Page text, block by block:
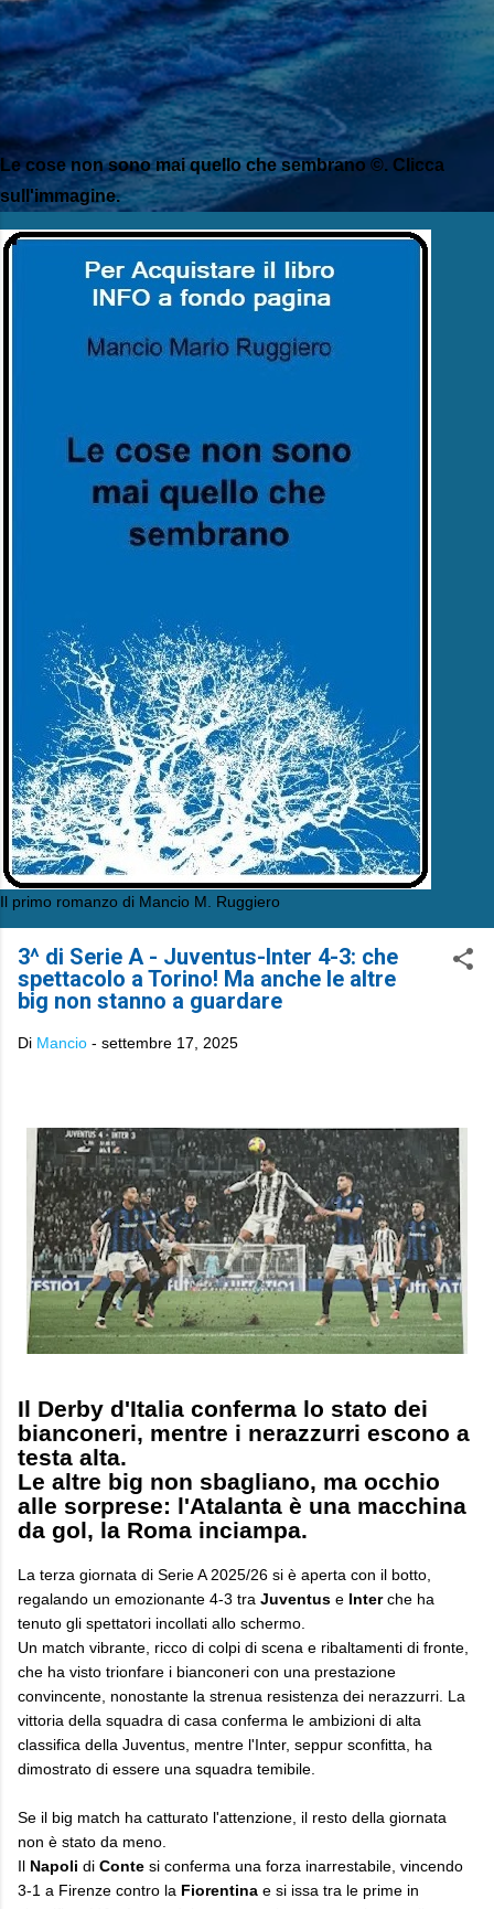
Le cose non sono mai quello che sembrano ©. Clicca
sull'immagine.
Il primo romanzo di Mancio M. Ruggiero
​3^ di Serie A - Juventus-Inter 4-3: che
spettacolo a Torino! Ma anche le altre
big non stanno a guardare ​
Di Mancio - settembre 17, 2025
Il Derby d'Italia conferma lo stato dei
bianconeri, mentre i nerazzurri escono a
testa alta.
Le altre big non sbagliano, ma occhio
alle sorprese: l'Atalanta è una macchina
da gol, la Roma inciampa.
​La terza giornata di Serie A 2025/26 si è aperta con il botto,
regalando un emozionante 4-3 tra Juventus e Interche ha
tenuto gli spettatori incollati allo schermo.
Un match vibrante, ricco di colpi di scena e ribaltamenti di fronte,
che ha visto trionfare i bianconeri con una prestazione
convincente, nonostante la strenua resistenza dei nerazzurri. La
vittoria della squadra di casa conferma le ambizioni di alta
classifica della Juventus, mentre l'Inter, seppur sconfitta, ha
dimostrato di essere una squadra temibile.
Se il big match ha catturato l'attenzione, il resto della giornata
non è stato da meno.
Il Napoli di Conte si conferma una forza inarrestabile, vincendo
3-1 a Firenze contro la Fiorentina e si issa tra le prime in